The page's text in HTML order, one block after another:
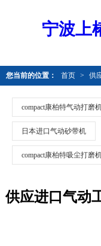
宁波上
您当前的位置： 首页 > 供
compact康柏特气动打磨
日本进口气动砂带机
compact康柏特吸尘打磨